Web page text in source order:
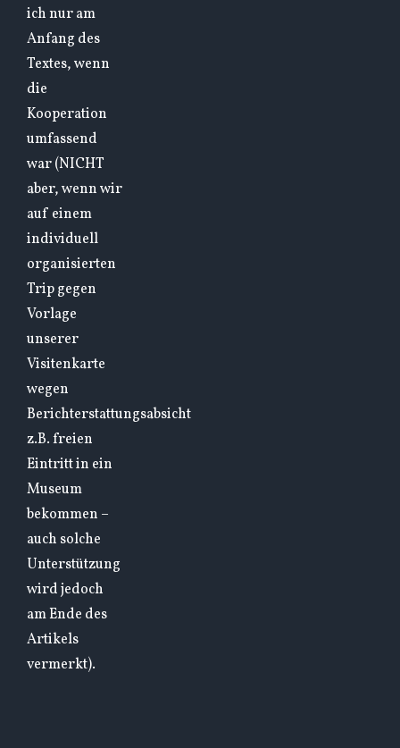
ich nur am
Anfang des
Textes, wenn
die
Kooperation
umfassend
war (NICHT
aber, wenn wir
auf einem
individuell
organisierten
Trip gegen
Vorlage
unserer
Visitenkarte
wegen
Berichterstattungsabsicht
z.B. freien
Eintritt in ein
Museum
bekommen –
auch solche
Unterstützung
wird jedoch
am Ende des
Artikels
vermerkt).